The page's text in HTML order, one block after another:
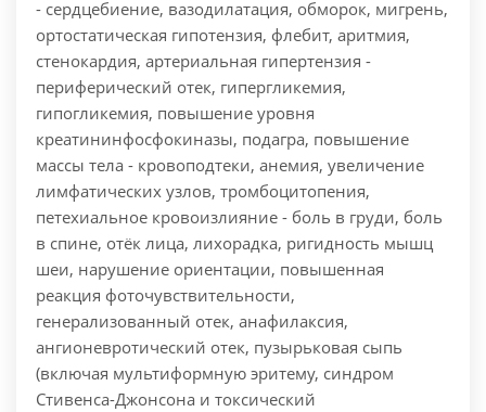
- сердцебиение, вазодилатация, обморок, мигрень,
ортостатическая гипотензия, флебит, аритмия,
стенокардия, артериальная гипертензия -
периферический отек, гипергликемия,
гипогликемия, повышение уровня
креатининфосфокиназы, подагра, повышение
массы тела - кровоподтеки, анемия, увеличение
лимфатических узлов, тромбоцитопения,
петехиальное кровоизлияние - боль в груди, боль
в спине, отёк лица, лихорадка, ригидность мышц
шеи, нарушение ориентации, повышенная
реакция фоточувствительности,
генерализованный отек, анафилаксия,
ангионевротический отек, пузырьковая сыпь
(включая мультиформную эритему, синдром
Стивенса-Джонсона и токсический